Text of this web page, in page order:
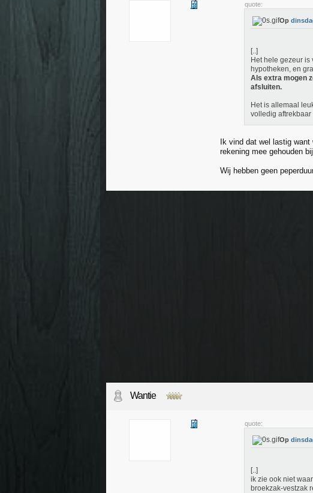
quote:
Op
[..]
Het hele gezeur
hypotheken, en
Als extra mogen
afsluiten.
Het is allemaal
volledig
Ik vind dat wel lastig
rekening mee gehouden
Wij hebben geen
Wantie
quote:
Op
[..]
ik zie ook niet
broekzak-vestzak